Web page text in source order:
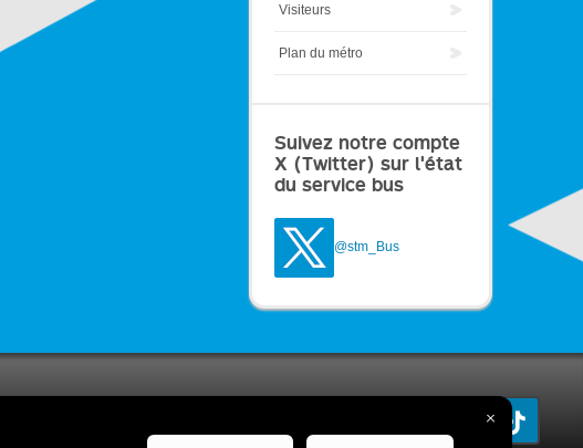
Visiteurs
Plan du métro
Suivez notre compte
X (Twitter) sur l'état
du service bus
@stm_Bus